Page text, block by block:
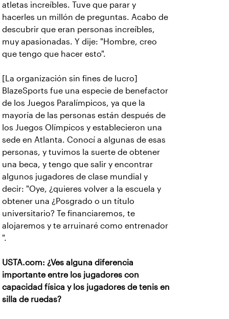
atletas increíbles. Tuve que parar y
hacerles un millón de preguntas. Acabo de
descubrir que eran personas increíbles,
muy apasionadas. Y dije: "Hombre, creo
que tengo que hacer esto".
[La organización sin fines de lucro]
BlazeSports fue una especie de benefactor
de los Juegos Paralímpicos, ya que la
mayoría de las personas están después de
los Juegos Olímpicos y establecieron una
sede en Atlanta. Conocí a algunas de esas
personas, y tuvimos la suerte de obtener
una beca, y tengo que salir y encontrar
algunos jugadores de clase mundial y
decir: "Oye, ¿quieres volver a la escuela y
obtener una ¿Posgrado o un título
universitario? Te financiaremos, te
alojaremos y te arruinaré como entrenador
".
USTA.com: ¿Ves alguna diferencia
importante entre los jugadores con
capacidad física y los jugadores de tenis en
silla de ruedas?